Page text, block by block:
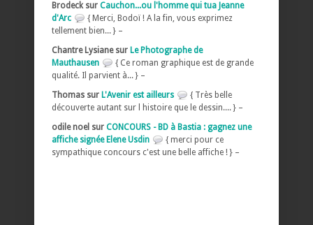
Brodeck sur Cauchon...ou l'homme qui tua Jeanne
d'Arc
{ Merci, Bodoï ! A la fin, vous exprimez
tellement bien... } –
Chantre Lysiane sur Le Photographe de
Mauthausen
{ Ce roman graphique est de grande
qualité. Il parvient à... } –
Thomas sur L'Avenir est ailleurs
{ Très belle
découverte autant sur l histoire que le dessin.... } –
odile noel sur CONCOURS - BD à Bastia : gagnez une
affiche signée Elene Usdin
{ merci pour ce
sympathique concours c'est une belle affiche ! } –